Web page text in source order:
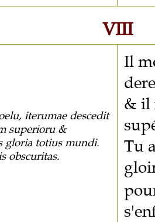
VIII
iterumae descedit
superioru &
gloria totius mundi.
obscuritas.
Il
& il
Tu